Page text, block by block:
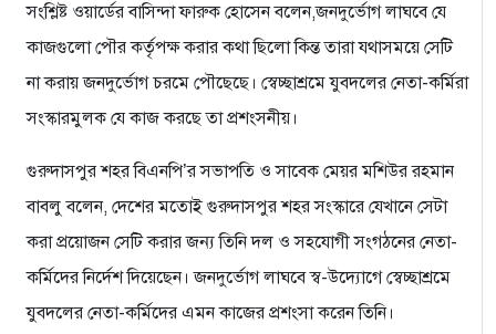
সংশ্লিষ্ট ওয়ার্ডের বাসিন্দা ফারুক হোসেন বলেন,জনদুর্ভোগ লাঘবে যে
কাজগুলো পৌর কর্তৃপক্ষ করার কথা ছিলো কিন্ত তারা যথাসময়ে সেটি
না করায় জনদুর্ভোগ চরমে পৌছেছে। স্বেচ্ছাশ্রমে যুবদলের নেতা-কর্মিরা
সংস্কারমুলক যে কাজ করছে তা প্রশংসনীয়।
গুরুদাসপুর শহর বিএনপি’র সভাপতি ও সাবেক মেয়র মশিউর রহমান
বাবলু বলেন, দেশের মতোই গুরুদাসপুর শহর সংস্কারে যেখানে সেটা
করা প্রয়োজন সেটি করার জন্য তিনি দল ও সহযোগী সংগঠনের নেতা-
কর্মিদের নির্দেশ দিয়েছেন। জনদুর্ভোগ লাঘবে স্ব-উদ্যোগে স্বেচ্ছাশ্রমে
যুবদলের নেতা-কর্মিদের এমন কাজের প্রশংসা করেন তিনি।